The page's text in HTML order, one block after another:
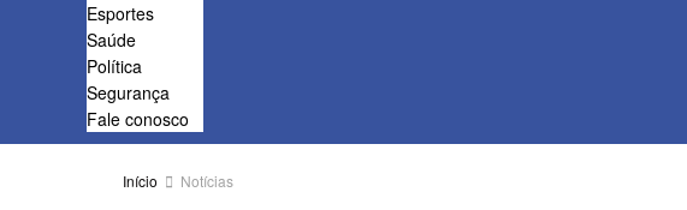
Esportes
Saúde
Política
Segurança
Fale conosco
Início Notícias